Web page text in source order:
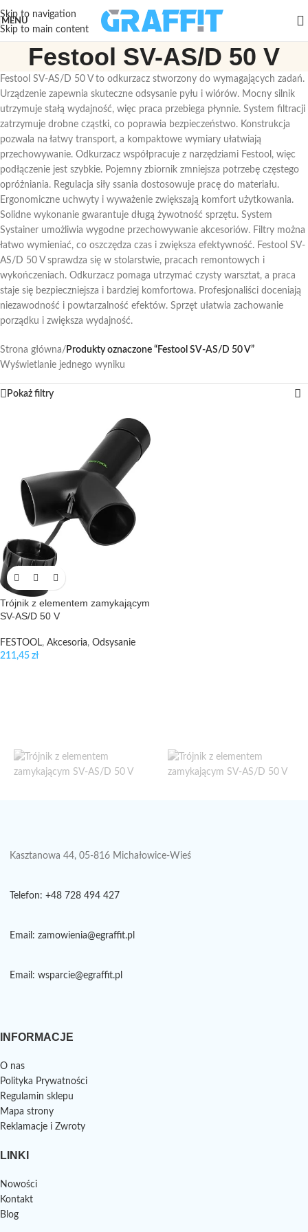
Skip to navigation
Skip to main content
MENU
Festool SV-AS/D 50 V
Festool SV-AS/D 50 V to odkurzacz stworzony do wymagających zadań.
Urządzenie zapewnia skuteczne odsysanie pyłu i wiórów. Mocny silnik
utrzymuje stałą wydajność, więc praca przebiega płynnie. System filtracji
zatrzymuje drobne cząstki, co poprawia bezpieczeństwo. Konstrukcja
pozwala na łatwy transport, a kompaktowe wymiary ułatwiają
przechowywanie. Odkurzacz współpracuje z narzędziami Festool, więc
podłączenie jest szybkie. Pojemny zbiornik zmniejsza potrzebę częstego
opróżniania. Regulacja siły ssania dostosowuje pracę do materiału.
Ergonomiczne uchwyty i wyważenie zwiększają komfort użytkowania.
Solidne wykonanie gwarantuje długą żywotność sprzętu. System
Systainer umożliwia wygodne przechowywanie akcesoriów. Filtry można
łatwo wymieniać, co oszczędza czas i zwiększa efektywność. Festool SV-
AS/D 50 V sprawdza się w stolarstwie, pracach remontowych i
wykończeniach. Odkurzacz pomaga utrzymać czysty warsztat, a praca
staje się bezpieczniejsza i bardziej komfortowa. Profesjonaliści doceniają
niezawodność i powtarzalność efektów. Sprzęt ułatwia zachowanie
porządku i zwiększa wydajność.
Strona główna/ Produkty oznaczone “Festool SV-AS/D 50 V”
Wyświetlanie jednego wyniku
Pokaż filtry
Trójnik z elementem zamykającym
SV-AS/D 50 V
FESTOOL, Akcesoria, Odsysanie
211,45 zł
Kasztanowa 44, 05-816 Michałowice-Wieś
Telefon: +48 728 494 427
Email: zamowienia@egraffit.pl
Email: wsparcie@egraffit.pl
INFORMACJE
O nas
Polityka Prywatności
Regulamin sklepu
Mapa strony
Reklamacje i Zwroty
LINKI
Nowości
Kontakt
Blog